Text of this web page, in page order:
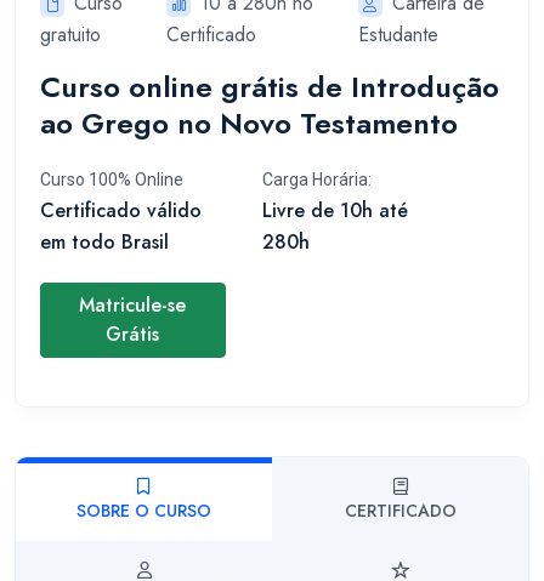
gratuito
Certificado
Estudante
Curso online grátis de Introdução
ao Grego no Novo Testamento
Curso 100% Online
Certificado válido
em todo Brasil
Carga Horária:
Livre de 10h até
280h
Matricule-se
Grátis
SOBRE O CURSO CERTIFICADO